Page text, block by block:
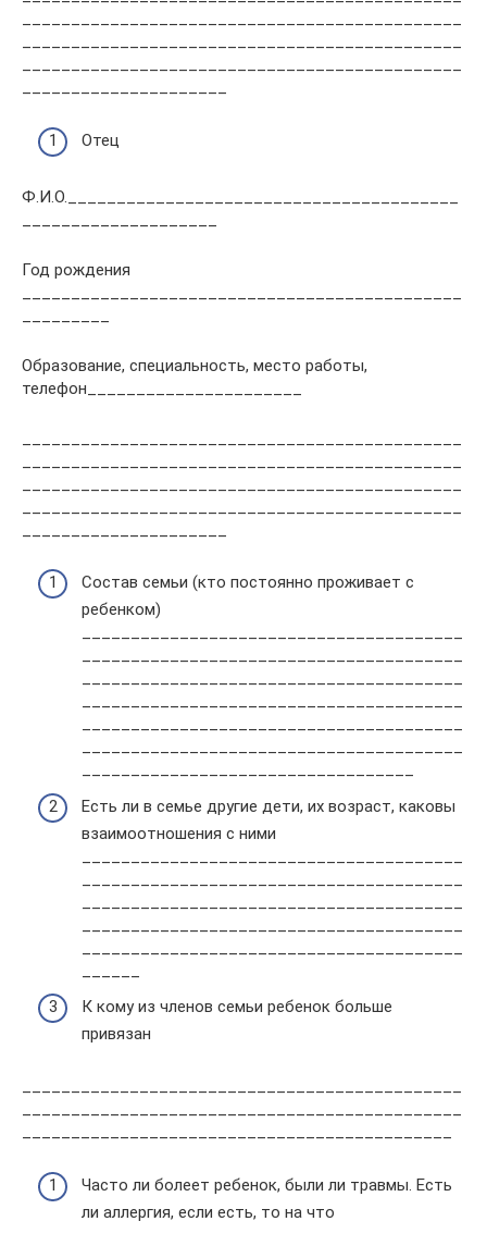
Отец
Ф.И.О.________________________________________
Год рождения
Образование, специальность, место работы,
телефон______________________
Состав семьи (кто постоянно проживает с
ребенком)
Есть ли в семье другие дети, их возраст, каковы
взаимоотношения с ними
К кому из членов семьи ребенок больше
привязан
Часто ли болеет ребенок, были ли травмы. Есть
ли аллергия, если есть, то на что